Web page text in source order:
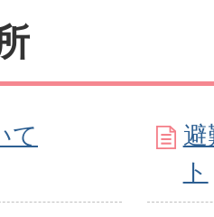
て
ト